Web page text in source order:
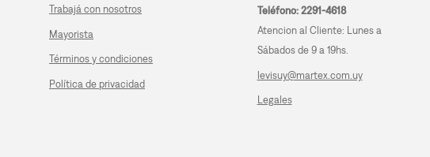
Trabajá con nosotros
Mayorista
Términos y condiciones
Política de privacidad
Teléfono: 2291-4618
Atencion al Cliente: Lunes a
Sábados de 9 a 19hs.
levisuy@martex.com.uy
Legales